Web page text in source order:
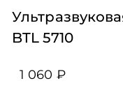
BTL 5710
1 060 ₽